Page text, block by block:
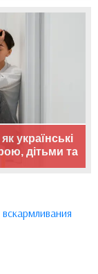
українські
дітьми та